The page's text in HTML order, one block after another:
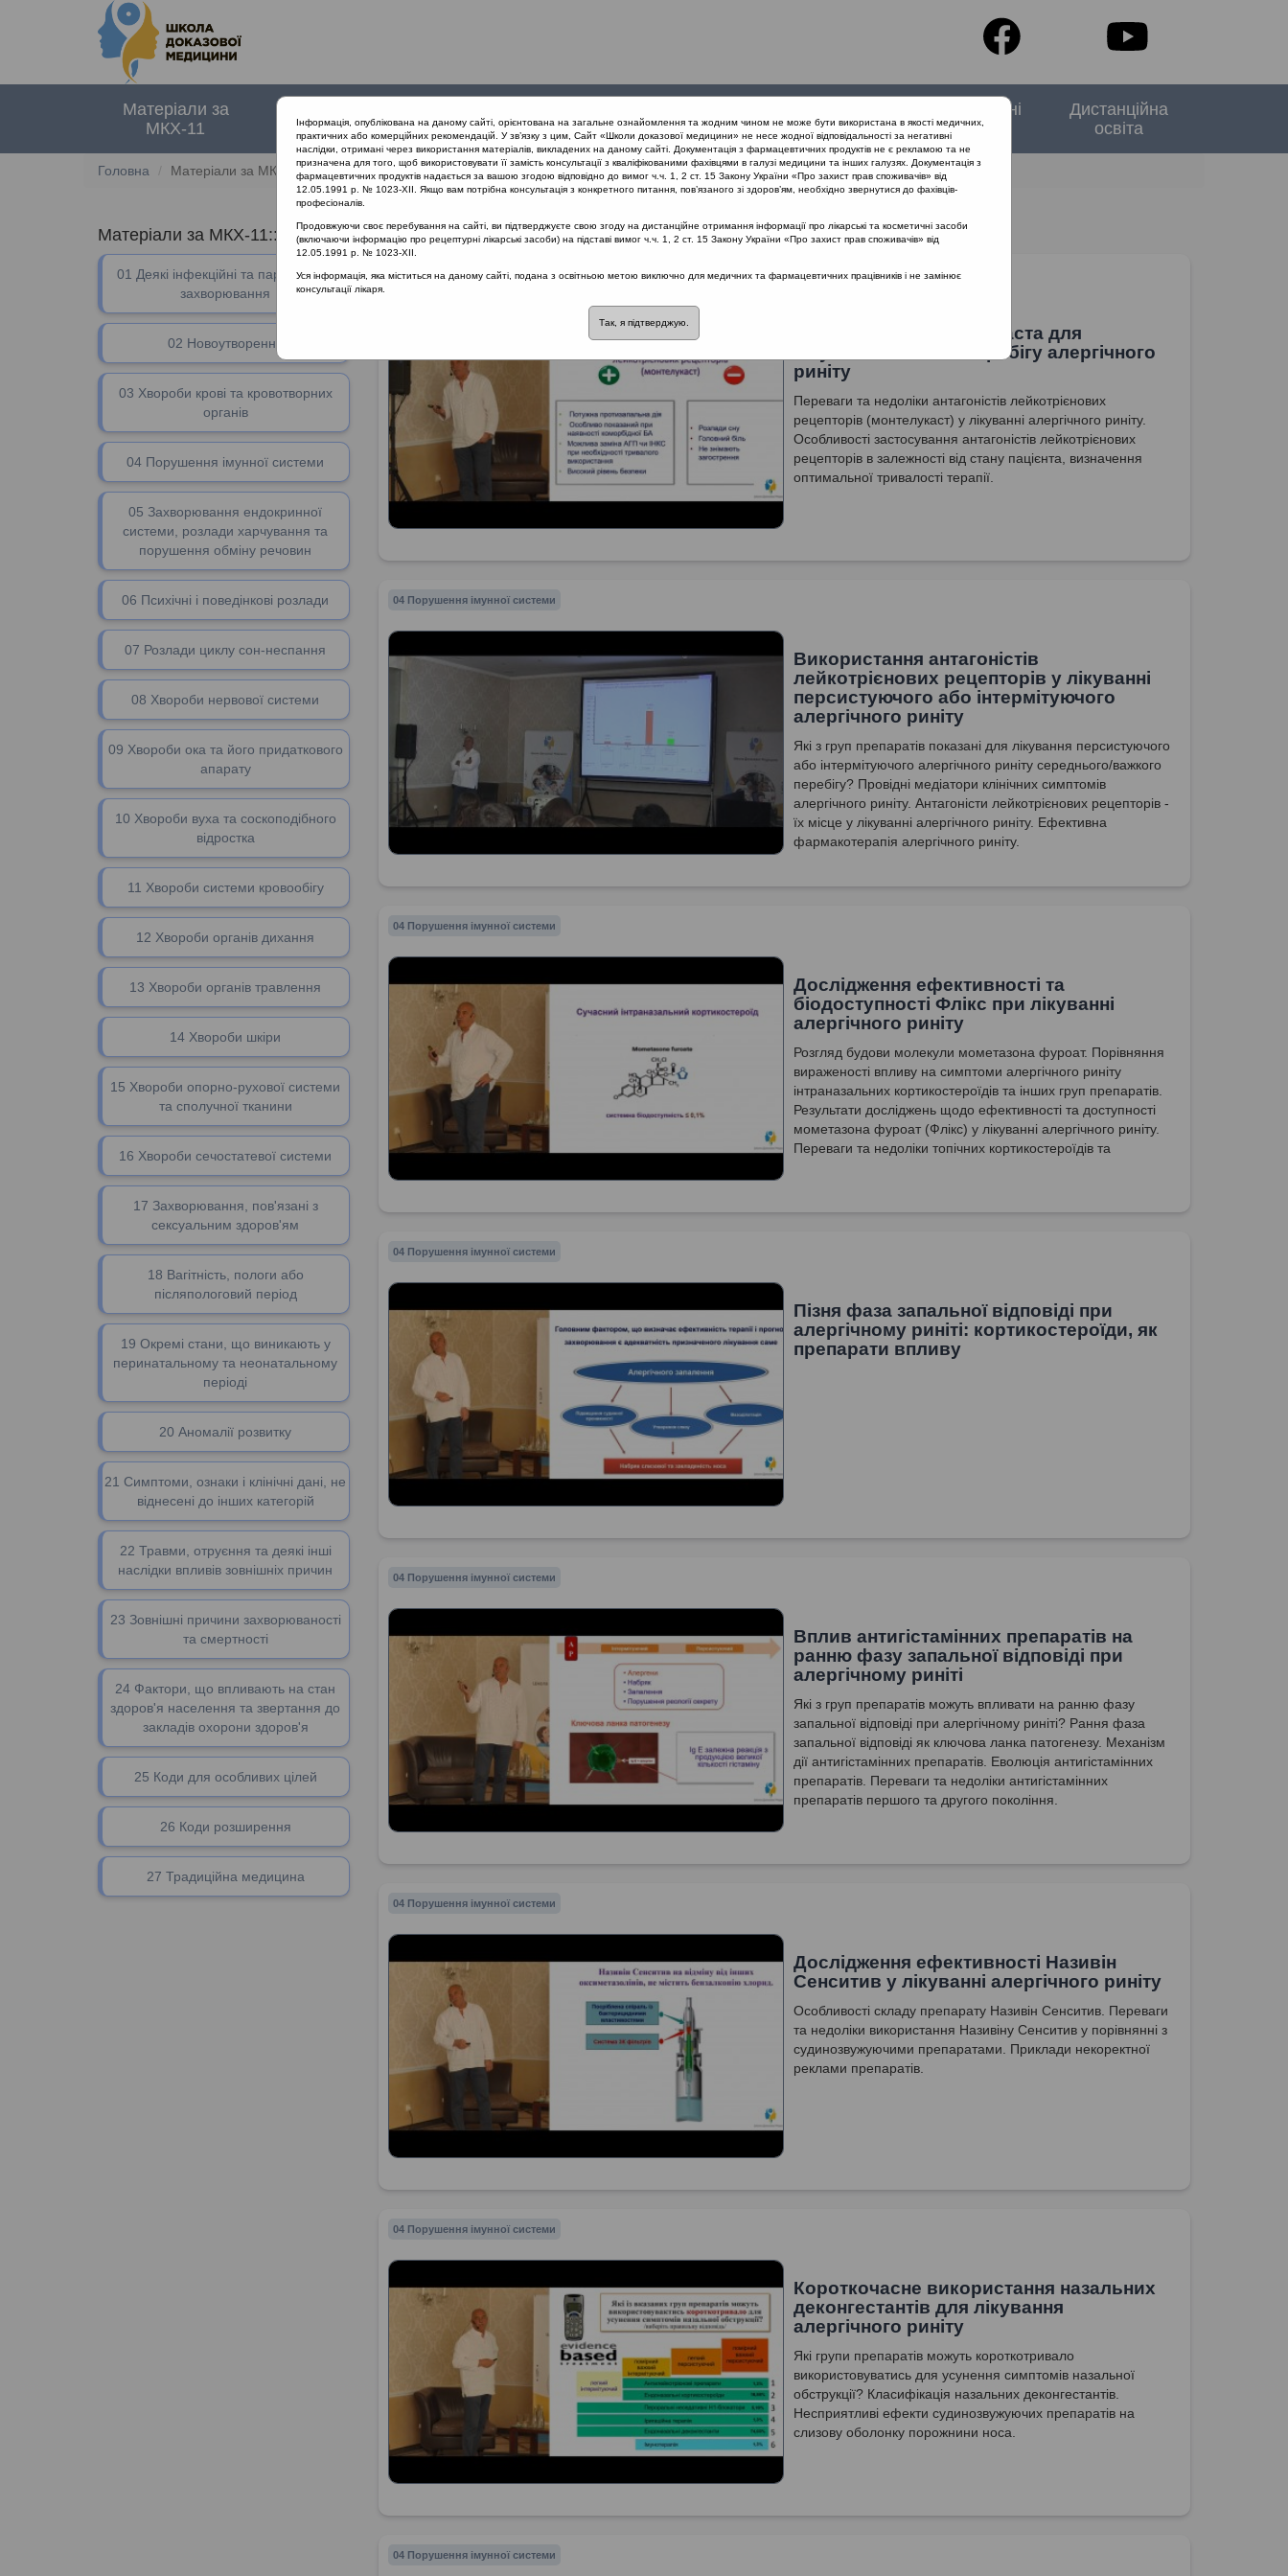
Матеріали за
МКХ-11
документи
заходи
проекту
Спеціальні
випуски
Дистанційна
освіта
Головна Матеріали за МКХ-11
Матеріали за МКХ-11:: 04 Порушення імунної системи
01 Деякі інфекційні та паразитарні
захворювання
02 Новоутворення
03 Хвороби крові та кровотворних
органів
04 Порушення імунної системи
05 Захворювання ендокринної
системи, розлади харчування та
порушення обміну речовин
06 Психічні і поведінкові розлади
07 Розлади циклу сон-неспання
08 Хвороби нервової системи
09 Хвороби ока та його придаткового
апарату
10 Хвороби вуха та соскоподібного
відростка
11 Хвороби системи кровообігу
12 Хвороби органів дихання
13 Хвороби органів травлення
14 Хвороби шкіри
15 Хвороби опорно-рухової системи
та сполучної тканини
16 Хвороби сечостатевої системи
17 Захворювання, пов'язані з
сексуальним здоров'ям
18 Вагітність, пологи або
післяпологовий період
19 Окремі стани, що виникають у
перинатальному та неонатальному
періоді
20 Аномалії розвитку
21 Симптоми, ознаки і клінічні дані, не
віднесені до інших категорій
22 Травми, отруєння та деякі інші
наслідки впливів зовнішніх причин
23 Зовнішні причини захворюваності
та смертності
24 Фактори, що впливають на стан
здоров'я населення та звертання до
закладів охорони здоров'я
25 Коди для особливих цілей
26 Коди розширення
27 Традиційна медицина
04 Порушення імунної системи
Призначення монтелукаста для
лікування тяжкого перебігу алергічного
риніту
Переваги та недоліки антагоністів лейкотрієнових
рецепторів (монтелукаст) у лікуванні алергічного риніту.
Особливості застосування антагоністів лейкотрієнових
рецепторів в залежності від стану пацієнта, визначення
оптимальної тривалості терапії.
04 Порушення імунної системи
Використання антагоністів
лейкотрієнових рецепторів у лікуванні
персистуючого або інтермітуючого
алергічного риніту
Які з груп препаратів показані для лікування персистуючого
або інтермітуючого алергічного риніту середнього/важкого
перебігу? Провідні медіатори клінічних симптомів
алергічного риніту. Антагоністи лейкотрієнових рецепторів -
їх місце у лікуванні алергічного риніту. Ефективна
фармакотерапія алергічного риніту.
04 Порушення імунної системи
Дослідження ефективності та
біодоступності Флікс при лікуванні
алергічного риніту
Розгляд будови молекули мометазона фуроат. Порівняння
вираженості впливу на симптоми алергічного риніту
інтраназальних кортикостероїдів та інших груп препаратів.
Результати досліджень щодо ефективності та доступності
мометазона фуроат (Флікс) у лікуванні алергічного риніту.
Переваги та недоліки топічних кортикостероїдів та
04 Порушення імунної системи
Пізня фаза запальної відповіді при
алергічному риніті: кортикостероїди, як
препарати впливу
04 Порушення імунної системи
Вплив антигістамінних препаратів на
ранню фазу запальної відповіді при
алергічному риніті
Які з груп препаратів можуть впливати на ранню фазу
запальної відповіді при алергічному риніті? Рання фаза
запальної відповіді як ключова ланка патогенезу. Механізм
дії антигістамінних препаратів. Еволюція антигістамінних
препаратів. Переваги та недоліки антигістамінних
препаратів першого та другого покоління.
04 Порушення імунної системи
Дослідження ефективності Називін
Сенситив у лікуванні алергічного риніту
Особливості складу препарату Називін Сенситив. Переваги
та недоліки використання Називіну Сенситив у порівнянні з
судинозвужуючими препаратами. Приклади некоректної
реклами препаратів.
04 Порушення імунної системи
Короткочасне використання назальних
деконгестантів для лікування
алергічного риніту
Які групи препаратів можуть короткотривало
використовуватись для усунення симптомів назальної
обструкції? Класифікація назальних деконгестантів.
Несприятливі ефекти судинозвужуючих препаратів на
слизову оболонку порожнини носа.
04 Порушення імунної системи
Інформація, опублікована на даному сайті, орієнтована на загальне ознайомлення та жодним чином не може бути використана в якості медичних,
практичних або комерційних рекомендацій. У зв’язку з цим, Сайт «Школи доказової медицини» не несе жодної відповідальності за негативні
наслідки, отримані через використання матеріалів, викладених на даному сайті. Документація з фармацевтичних продуктів не є рекламою та не
призначена для того, щоб використовувати її замість консультації з кваліфікованими фахівцями в галузі медицини та інших галузях. Документація з
фармацевтичних продуктів надається за вашою згодою відповідно до вимог ч.ч. 1, 2 ст. 15 Закону України «Про захист прав споживачів» від
12.05.1991 р. № 1023-XII. Якщо вам потрібна консультація з конкретного питання, пов’язаного зі здоров’ям, необхідно звернутися до фахівців-
професіоналів.
Продовжуючи своє перебування на сайті, ви підтверджуєте свою згоду на дистанційне отримання інформації про лікарські та косметичні засоби
(включаючи інформацію про рецептурні лікарські засоби) на підставі вимог ч.ч. 1, 2 ст. 15 Закону України «Про захист прав споживачів» від
12.05.1991 р. № 1023-XII.
Уся інформація, яка міститься на даному сайті, подана з освітньою метою виключно для медичних та фармацевтичних працівників і не замінює
консультації лікаря.
Так, я підтверджую.